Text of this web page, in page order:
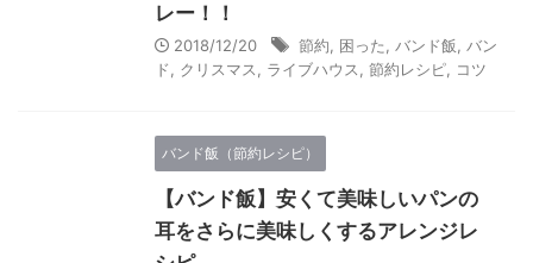
レー！！
2018/12/20 節約 困った バンド飯
バン
ド
クリスマス ライブハウス 節約レシピ コツ
バンド飯（節約レシピ）
【バンド飯】安くて美味しいパンの
耳をさらに美味しくするアレンジレ